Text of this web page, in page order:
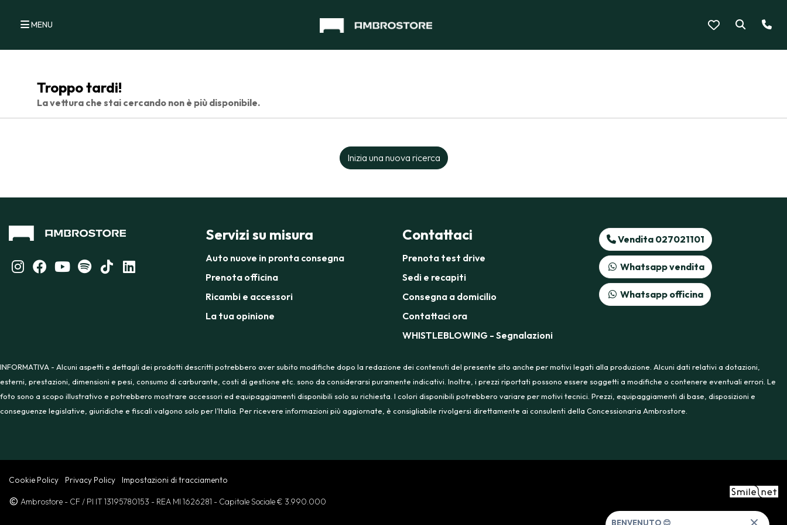
MENU
Troppo tardi!
La vettura che stai cercando non è più disponibile.
Inizia una nuova ricerca
Servizi su misura
Auto nuove in pronta consegna
Prenota officina
Ricambi e accessori
La tua opinione
Contattaci
Prenota test drive
Sedi e recapiti
Consegna a domicilio
Contattaci ora
WHISTLEBLOWING - Segnalazioni
Vendita 027021101
Whatsapp vendita
Whatsapp officina
INFORMATIVA - Alcuni aspetti e dettagli dei prodotti descritti potrebbero aver subito modifiche dopo la redazione dei contenuti del presente sito anche per motivi legati alla produzione. Alcuni dati relativi a dotazioni,
esterni, prestazioni, dimensioni e pesi, consumo di carburante, costi di gestione etc. sono da considerarsi puramente indicativi. Inoltre, i prezzi riportati possono essere soggetti a modifiche o contenere eventuali errori. Le
foto sono a scopo illustrativo e potrebbero mostrare accessori ed equipaggiamenti disponibili solo su richiesta. I colori disponibili potrebbero variare per motivi tecnici. Prezzi, equipaggiamenti di base, disposizioni e
conseguenze legislative, giuridiche e fiscali valgono solo per l’Italia. Per ricevere informazioni più aggiornate, è consigliabile rivolgersi direttamente ai consulenti della Concessionaria Ambrostore.
Cookie Policy Privacy Policy Impostazioni di tracciamento
Ambrostore - CF / PI IT 13195780153 - REA MI 1626281 - Capitale Sociale € 3.990.000
BENVENUTO 😊